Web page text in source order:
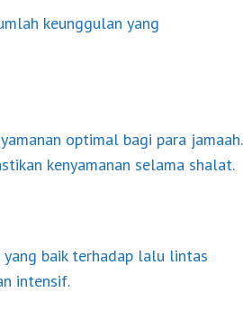
keunggulan yang
optimal bagi para jamaah.
kenyamanan selama shalat.
baik terhadap lalu lintas
intensif.